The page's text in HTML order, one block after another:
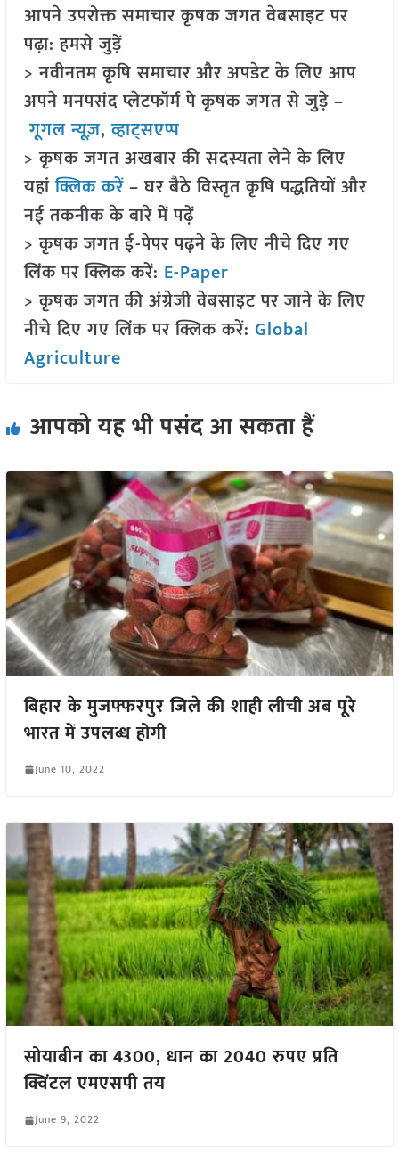
आपने उपरोक्त समाचार कृषक जगत वेबसाइट पर
पढ़ा: हमसे जुड़ें
> नवीनतम कृषि समाचार और अपडेट के लिए आप
अपने मनपसंद प्लेटफॉर्म पे कृषक जगत से जुड़े –
गूगल न्यूज़,व्हाट्सएप्प
> कृषक जगत अखबार की सदस्यता लेने के लिए
यहांक्लिक करें– घर बैठे विस्तृत कृषि पद्धतियों और
नई तकनीक के बारे में पढ़ें
> कृषक जगत ई-पेपर पढ़ने के लिए नीचे दिए गए
लिंक पर क्लिक करें: E-Paper
> कृषक जगत की अंग्रेजी वेबसाइट पर जाने के लिए
नीचे दिए गए लिंक पर क्लिक करें: Global
Agriculture
आपको यह भी पसंद आ सकता हैं
बिहार के मुजफ्फरपुर जिले की शाही लीची अब पूरे
भारत में उपलब्ध होगी
June 10, 2022
सोयाबीन का 4300, धान का 2040 रुपए प्रति
क्विंटल एमएसपी तय
June 9, 2022